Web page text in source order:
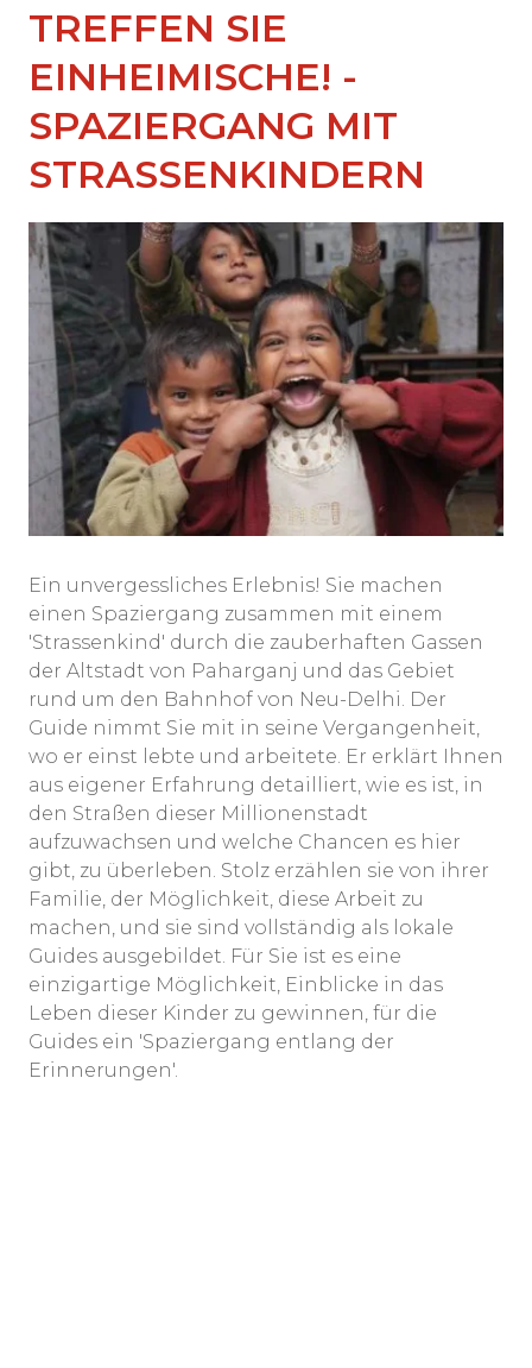
TREFFEN SIE
EINHEIMISCHE! -
SPAZIERGANG MIT
STRASSENKINDERN
Ein unvergessliches Erlebnis! Sie machen
einen Spaziergang zusammen mit einem
'Strassenkind' durch die zauberhaften Gassen
der Altstadt von Paharganj und das Gebiet
rund um den Bahnhof von Neu-Delhi. Der
Guide nimmt Sie mit in seine Vergangenheit,
wo er einst lebte und arbeitete. Er erklärt Ihnen
aus eigener Erfahrung detailliert, wie es ist, in
den Straßen dieser Millionenstadt
aufzuwachsen und welche Chancen es hier
gibt, zu überleben. Stolz erzählen sie von ihrer
Familie, der Möglichkeit, diese Arbeit zu
machen, und sie sind vollständig als lokale
Guides ausgebildet. Für Sie ist es eine
einzigartige Möglichkeit, Einblicke in das
Leben dieser Kinder zu gewinnen, für die
Guides ein 'Spaziergang entlang der
Erinnerungen'.